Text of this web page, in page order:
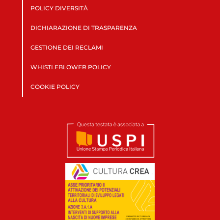
POLICY DIVERSITÀ
DICHIARAZIONE DI TRASPARENZA
GESTIONE DEI RECLAMI
WHISTLEBLOWER POLICY
COOKIE POLICY